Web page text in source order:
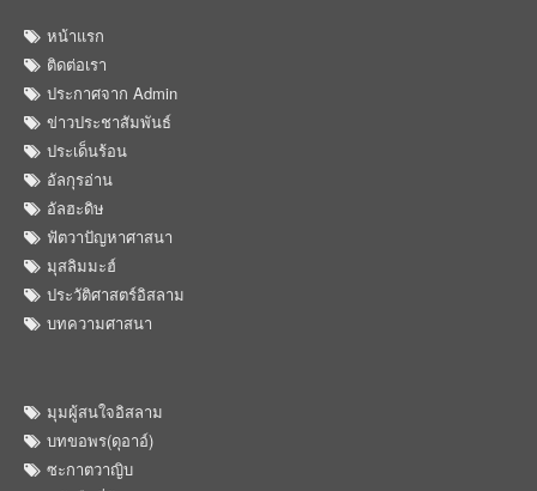
หน้าแรก
ติดต่อเรา
ประกาศจาก Admin
ข่าวประชาสัมพันธ์
ประเด็นร้อน
อัลกุรอ่าน
อัลฮะดิษ
ฟัตวาปัญหาศาสนา
มุสลิมมะฮ์
ประวัติศาสตร์อิสลาม
บทความศาสนา
มุมผู้สนใจอิสลาม
บทขอพร(ดุอาอ์)
ซะกาตวาญิบ